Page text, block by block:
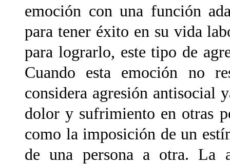
emoción con una función
para tener éxito en su vida
para lograrlo, este tipo de
Cuando esta emoción no
considera agresión antisocial
dolor y sufrimiento en otras
como la imposición de un
de una persona a otra. La